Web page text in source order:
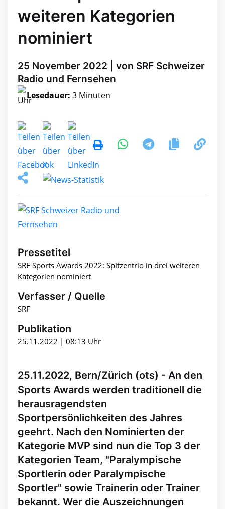
weiteren Kategorien
nominiert
25 November 2022 | von SRF Schweizer
Radio und Fernsehen
Lesedauer: 3 Minuten
Pressetitel
SRF Sports Awards 2022: Spitzentrio in drei weiteren
Kategorien nominiert
Verfasser / Quelle
SRF
Publikation
25.11.2022 | 08:13 Uhr
25.11.2022, Bern/Zürich (ots) - An den
Sports Awards werden traditionell die
herausragendsten
Sportpersönlichkeiten des Jahres
geehrt. Nach den Nominierten der
Kategorie MVP sind nun die Top 3 der
Kategorien Team, "Paralympische
Sportlerin oder Paralympische
Sportler" sowie Trainerin oder Trainer
bekannt. Wer die Auszeichnungen